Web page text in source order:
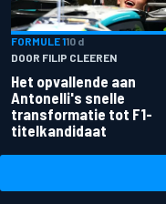
FORMULE 110 d
DOOR FILIP CLEEREN
Het opvallende aan
Antonelli's snelle
transformatie tot F1-
titelkandidaat